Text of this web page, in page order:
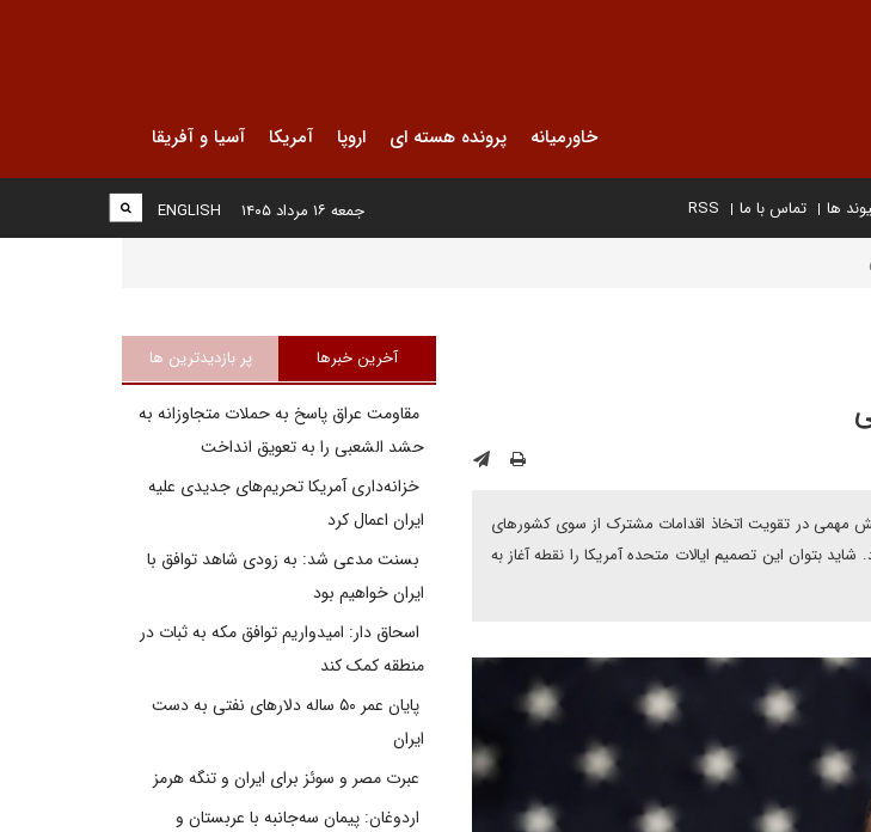
خاورمیانه پرونده هسته ای اروپا آمریکا آسیا و آفریقا
ها تماس با ما RSS
ENGLISH جمعه ۱۶ مرداد ۱۴۰۵
مهمی در تقویت اتخاذ اقدامات مشترک از سوی کشورهای
بتوان این تصمیم ایالات متحده آمریکا را نقطه آغاز به
آخرین خبرها پر بازدیدترین ها
مقاومت عراق پاسخ به حملات متجاوزانه به
حشد الشعبی را به تعویق انداخت
خزانه‌داری آمریکا تحریم‌های جدیدی علیه
ایران اعمال کرد
بسنت مدعی شد: به زودی شاهد توافق با
ایران خواهیم بود
اسحاق دار: امیدواریم توافق مکه به ثبات در
منطقه کمک کند
پایان عمر ۵۰ ساله دلارهای نفتی به دست
ایران
عبرت مصر و سوئز برای ایران و تنگه هرمز
اردوغان: پیمان سه‌جانبه با عربستان و